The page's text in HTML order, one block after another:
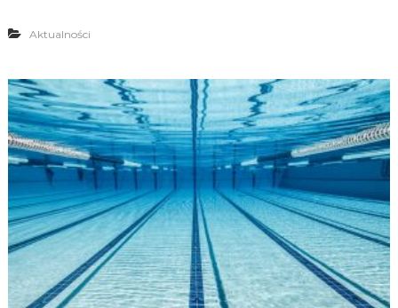
Aktualności